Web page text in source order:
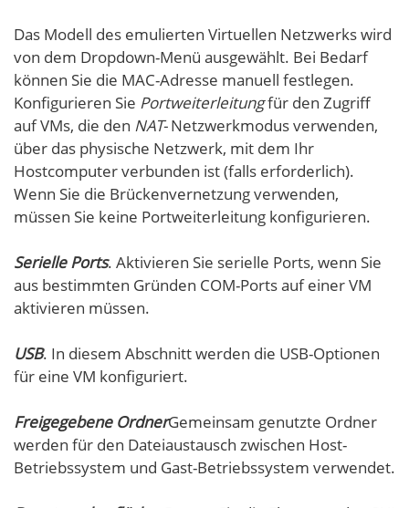
Das Modell des emulierten Virtuellen Netzwerks wird
von dem Dropdown-Menü ausgewählt. Bei Bedarf
können Sie die MAC-Adresse manuell festlegen.
Konfigurieren Sie Portweiterleitungfür den Zugriff
auf VMs, die den NAT-Netzwerkmodus verwenden,
über das physische Netzwerk, mit dem Ihr
Hostcomputer verbunden ist (falls erforderlich).
Wenn Sie die Brückenvernetzung verwenden,
müssen Sie keine Portweiterleitung konfigurieren.
Serielle Ports. Aktivieren Sie serielle Ports, wenn Sie
aus bestimmten Gründen COM-Ports auf einer VM
aktivieren müssen.
USB. In diesem Abschnitt werden die USB-Optionen
für eine VM konfiguriert.
Freigegebene OrdnerGemeinsam genutzte Ordner
werden für den Dateiaustausch zwischen Host-
Betriebssystem und Gast-Betriebssystem verwendet.